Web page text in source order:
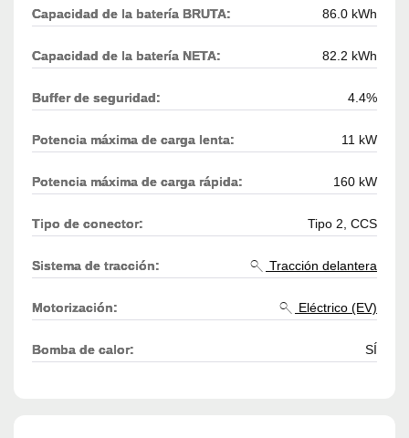
Capacidad de la batería BRUTA: 86.0 kWh
Capacidad de la batería NETA: 82.2 kWh
Buffer de seguridad: 4.4%
Potencia máxima de carga lenta: 11 kW
Potencia máxima de carga rápida: 160 kW
Tipo de conector: Tipo 2, CCS
Sistema de tracción: Tracción delantera
Motorización: Eléctrico (EV)
Bomba de calor: SÍ